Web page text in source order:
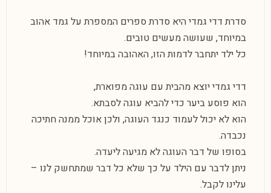
סדרת דדי גמדי היא סדרת ספרים המספרת על גמד אהוב
במיוחד, שעושה מעשים טובים.
כל ילד יתחבר לדמות הזו, האהובה במיוחד!
דדי גמדי יוצא מהבית עם עוגה מפוארת,
הוא פוסע ביער כדי להביא עוגה לסבתא.
הוא לא יכול לעמוד כנגד העוגה, ולכן אוכל ממנה חתיכה
נכבדה.
בסופו של דבר העוגה לא מגיעה ליעדה.
ניתן לדבר עם הילד על כך שלא כל דבר שמתחשק לנו –
עלינו לקבל.